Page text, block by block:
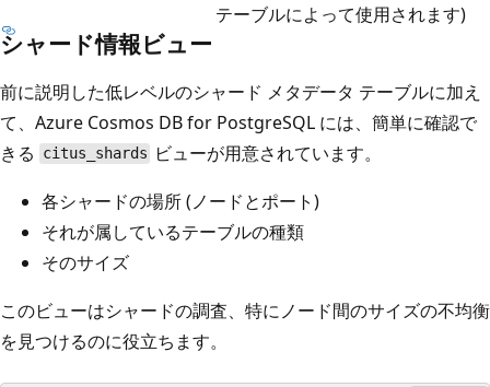
テーブルによって使用されます)
シャード情報ビュー
前に説明した低レベルのシャード メタデータ テーブルに加え
て、Azure Cosmos DB for PostgreSQL には、簡単に確認で
きる
citus_shards
ビューが用意されています。
各シャードの場所 (ノードとポート)
それが属しているテーブルの種類
そのサイズ
このビューはシャードの調査、特にノード間のサイズの不均衡
を見つけるのに役立ちます。